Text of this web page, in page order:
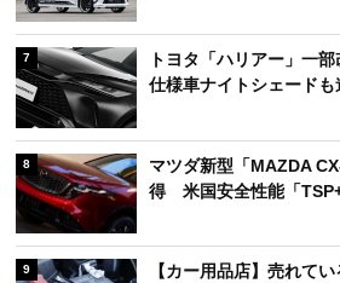
7
トヨタ「ハリアー」一
仕様車ナイトシェードも
8
マツダ新型「MAZDA
得 米国安全性能「
9
【カー用品店】売れて